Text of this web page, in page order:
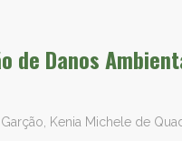
de Danos
Kenia Michele de